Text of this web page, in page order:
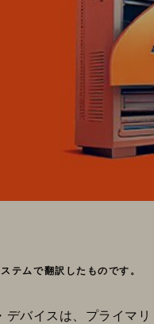
テムで翻訳したものです。
バイスは、プライマ